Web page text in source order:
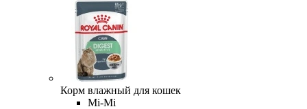
Корм влажный для кошек
Mi-Мi